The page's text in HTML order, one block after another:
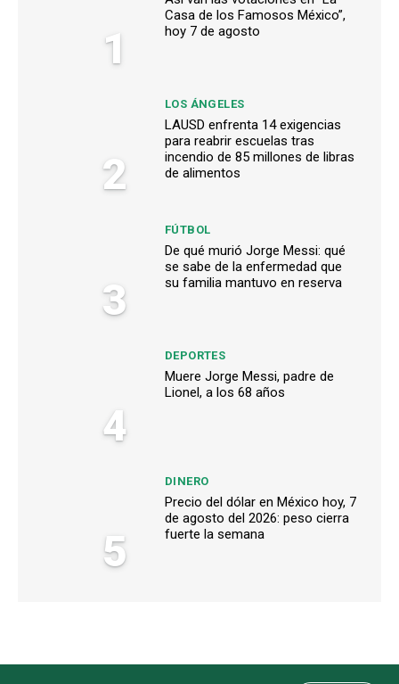
1
Casa de los Famosos México”,
hoy 7 de agosto
2
LOS ÁNGELES
LAUSD enfrenta 14 exigencias
para reabrir escuelas tras
incendio de 85 millones de libras
de alimentos
3
FÚTBOL
De qué murió Jorge Messi: qué
se sabe de la enfermedad que
su familia mantuvo en reserva
4
DEPORTES
Muere Jorge Messi, padre de
Lionel, a los 68 años
5
DINERO
Precio del dólar en México hoy, 7
de agosto del 2026: peso cierra
fuerte la semana